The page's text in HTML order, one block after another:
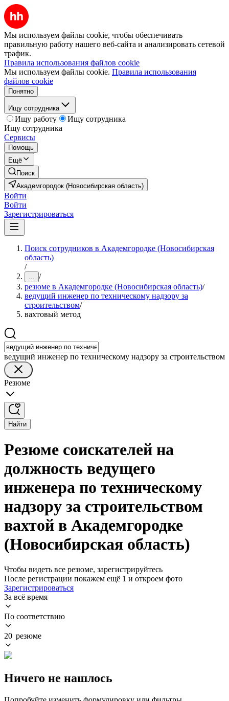
Мы используем файлы cookie, чтобы обеспечивать
правильную работу нашего веб-сайта и анализировать сетевой
трафик.
Правила использования файлов cookie
Мы используем файлы cookie. Правила использования
файлов cookie
Понятно
Ищу сотрудника
Ищу работу
Ищу сотрудника
Ищу сотрудника
Сервисы
Помощь
Ещё
Поиск
Академгородок (Новосибирская область)
Войти
Войти
Зарегистрироваться
Поиск сотрудников в Академгородке (Новосибирская
область)
/
... /
резюме в Академгородке (Новосибирская область)/
ведущий инженер по техническому надзору за
строительством/
вахтовый метод
ведущий инженер по техническому надзору за строительством
Резюме
Найти
Резюме соискателей на
должность ведущего
инженера по техническому
надзору за строительством
вахтой в Академгородке
(Новосибирская область)
Чтобы видеть все резюме, зарегистрируйтесь
После регистрации покажем ещё 1 и откроем фото
Зарегистрироваться
За всё время
По соответствию
20 резюме
Ничего не нашлось